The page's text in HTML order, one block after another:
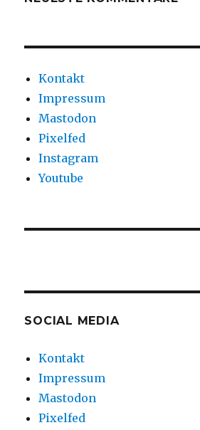
Kontakt
Impressum
Mastodon
Pixelfed
Instagram
Youtube
SOCIAL MEDIA
Kontakt
Impressum
Mastodon
Pixelfed